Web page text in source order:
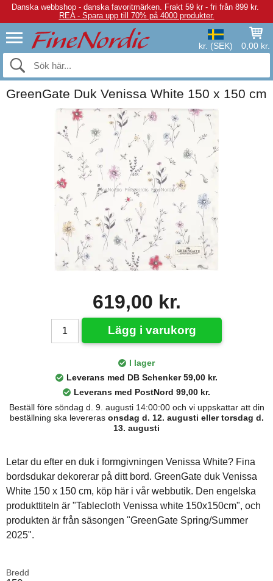
Danska webbshop - danska favoritmärken. Frakt 59 kr - fri från 899 kr.
REA - Spara upp till 70% på 4000 produkter.
kr. (SEK) 0,00 kr.
GreenGate Duk Venissa White 150 x 150 cm
619,00 kr.
Lägg i varukorg
I lager
Leverans med DB Schenker 59,00 kr.
Leverans med PostNord 99,00 kr.
Beställ före söndag d. 9. augusti 14:00:00 och vi uppskattar att din
beställning ska levereras onsdag d. 12. augusti eller torsdag d.
13. augusti
Letar du efter en duk i formgivningen Venissa White? Fina
bordsdukar dekorerar på ditt bord. GreenGate duk Venissa
White 150 x 150 cm, köp här i vår webbutik. Den engelska
produkttiteln är "Tablecloth Venissa white 150x150cm", och
produkten är från säsongen "GreenGate Spring/Summer
2025".
Bredd